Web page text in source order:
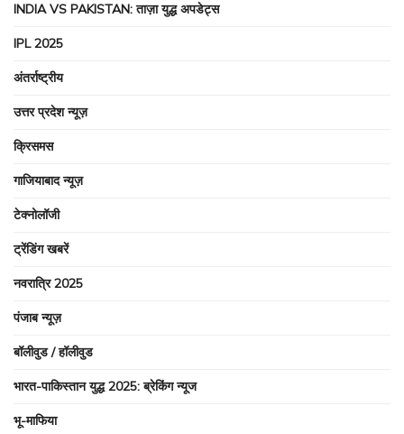
INDIA VS PAKISTAN: ताज़ा युद्ध अपडेट्स
IPL 2025
अंतर्राष्ट्रीय
उत्तर प्रदेश न्यूज़
क्रिसमस
गाजियाबाद न्यूज़
टेक्नोलॉजी
ट्रेंडिंग खबरें
नवरात्रि 2025
पंजाब न्यूज़
बॉलीवुड / हॉलीवुड
भारत-पाकिस्तान युद्ध 2025: ब्रेकिंग न्यूज
भू-माफिया